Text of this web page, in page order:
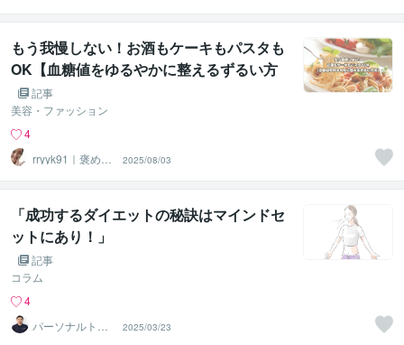
もう我慢しない！お酒もケーキもパスタも
OK【血糖値をゆるやかに整えるずるい方
法】記事
美容・ファッション
4
rryyk91｜褒めら
れ肌カウンセラ
ー
2025/08/03
「成功するダイエットの秘訣はマインドセ
ットにあり！」
記事
コラム
4
パーソナルトレ
ーナー 渡辺
2025/03/23